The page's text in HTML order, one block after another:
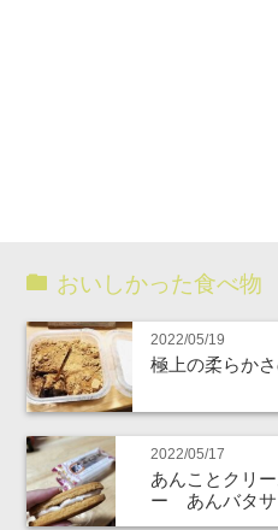
おいしかった食べ物
2022/05/19
極上の柔らか
2022/05/17
あんことクリ
ー あんバタ